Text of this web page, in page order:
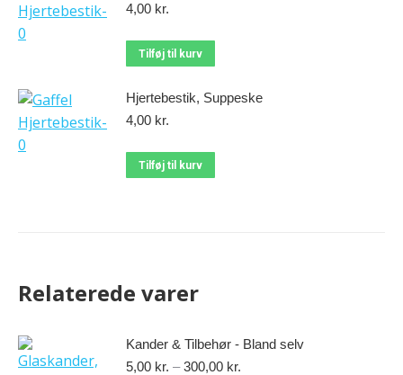
4,00 kr.
Tilføj til kurv
Hjertebestik, Suppeske
4,00 kr.
Tilføj til kurv
Relaterede varer
Kander & Tilbehør - Bland selv
5,00 kr. –300,00 kr.